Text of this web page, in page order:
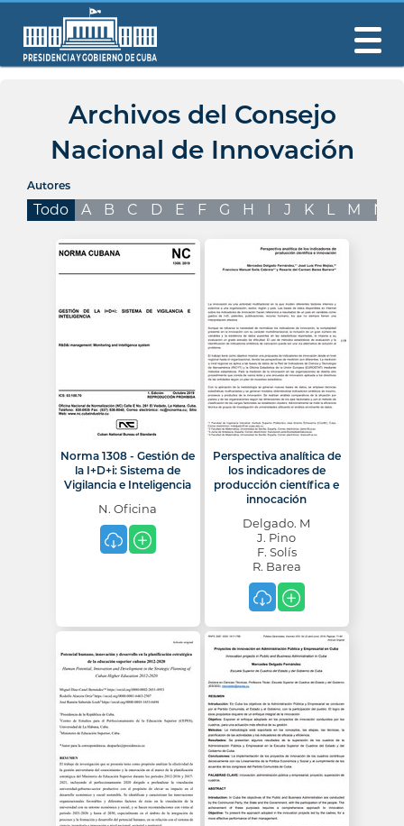
Archivos del Consejo
Nacional de Innovación
Autores
Todo A B C D E F G H I J K L M N
Norma 1308 - Gestión de
la I+D+i: Sistema de
Vigilancia e Inteligencia
N. Oficina
Perspectiva analítica de
los indicadores de
producción científica e
innocación
Delgado. M
J. Pino
F. Solís
R. Barea